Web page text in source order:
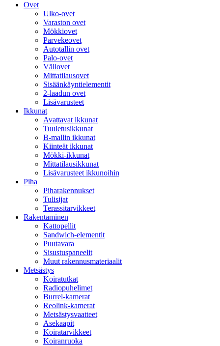
Ovet
Ulko-ovet
Varaston ovet
Mökkiovet
Parvekeovet
Autotallin ovet
Palo-ovet
Väliovet
Mittatilausovet
Sisäänkäyntielementit
2-laadun ovet
Lisävarusteet
Ikkunat
Avattavat ikkunat
Tuuletusikkunat
B-mallin ikkunat
Kiinteät ikkunat
Mökki-ikkunat
Mittatilausikkunat
Lisävarusteet ikkunoihin
Piha
Piharakennukset
Tulisijat
Terassitarvikkeet
Rakentaminen
Kattopellit
Sandwich-elementit
Puutavara
Sisustuspaneelit
Muut rakennusmateriaalit
Metsästys
Koiratutkat
Radiopuhelimet
Burrel-kamerat
Reolink-kamerat
Metsästysvaatteet
Asekaapit
Koiratarvikkeet
Koiranruoka